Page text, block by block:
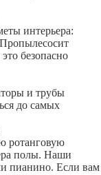
интерьера:
безопасно
и трубы
до самых
ротанговую
полы. Наши
пианино. Если вам